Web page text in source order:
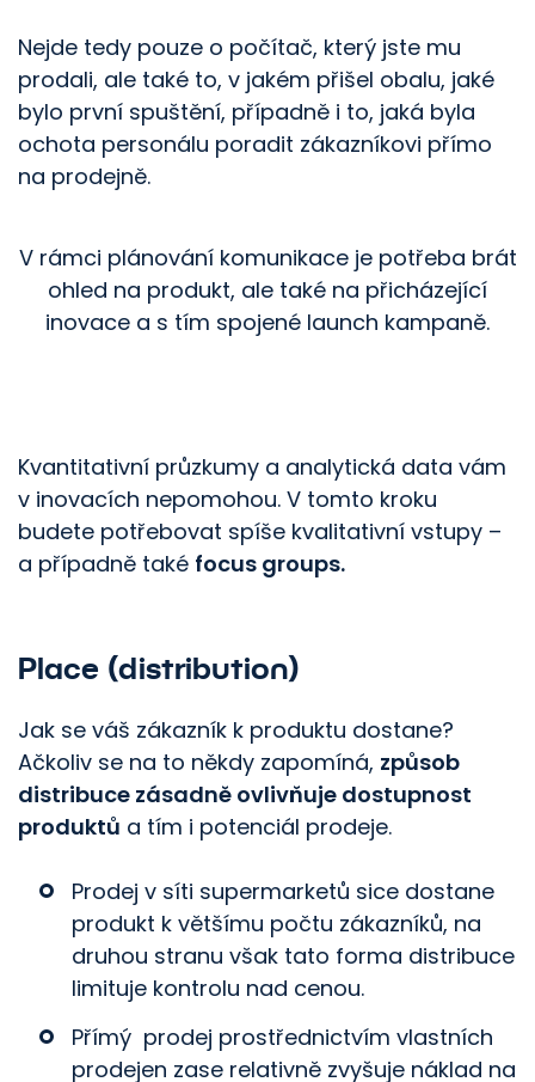
Nejde tedy pouze o počítač, který jste mu
prodali, ale také to, v jakém přišel obalu, jaké
bylo první spuštění, případně i to, jaká byla
ochota personálu poradit zákazníkovi přímo
na prodejně.
V rámci plánování komunikace je potřeba brát
ohled na produkt, ale také na přicházející
inovace a s tím spojené launch kampaně.
Kvantitativní průzkumy a analytická data vám
v inovacích nepomohou. V tomto kroku
budete potřebovat spíše kvalitativní vstupy –
a případně také focus groups.
Place (distribution)
Jak se váš zákazník k produktu dostane?
Ačkoliv se na to někdy zapomíná, způsob
distribuce zásadně ovlivňuje dostupnost
produktů a tím i potenciál prodeje.
Prodej v síti supermarketů sice dostane
produkt k většímu počtu zákazníků, na
druhou stranu však tato forma distribuce
limituje kontrolu nad cenou.
Přímý prodej prostřednictvím vlastních
prodejen zase relativně zvyšuje náklad na